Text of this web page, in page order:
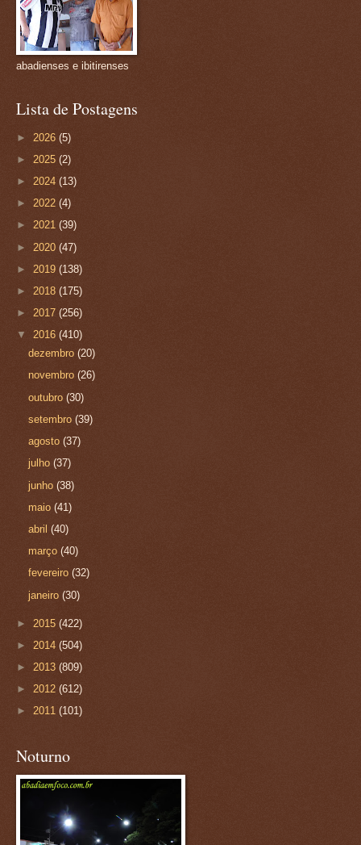
abadienses e ibitirenses
Lista de Postagens
► 2026 (5)
► 2025 (2)
► 2024 (13)
► 2022 (4)
► 2021 (39)
► 2020 (47)
► 2019 (138)
► 2018 (175)
► 2017 (256)
▼ 2016 (410)
dezembro(20)
novembro(26)
outubro(30)
setembro(39)
agosto(37)
julho(37)
junho(38)
maio(41)
abril(40)
março(40)
fevereiro(32)
janeiro(30)
► 2015 (422)
► 2014 (504)
► 2013 (809)
► 2012 (612)
► 2011 (101)
Noturno